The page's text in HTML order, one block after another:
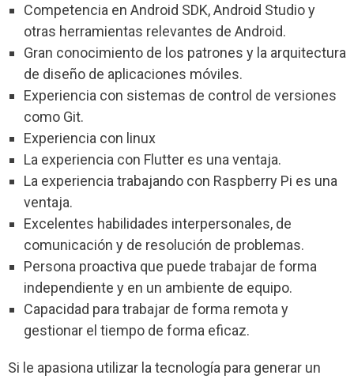
Competencia en Android SDK, Android Studio y
otras herramientas relevantes de Android.
Gran conocimiento de los patrones y la arquitectura
de diseño de aplicaciones móviles.
Experiencia con sistemas de control de versiones
como Git.
Experiencia con linux
La experiencia con Flutter es una ventaja.
La experiencia trabajando con Raspberry Pi es una
ventaja.
Excelentes habilidades interpersonales, de
comunicación y de resolución de problemas.
Persona proactiva que puede trabajar de forma
independiente y en un ambiente de equipo.
Capacidad para trabajar de forma remota y
gestionar el tiempo de forma eficaz.
Si le apasiona utilizar la tecnología para generar un